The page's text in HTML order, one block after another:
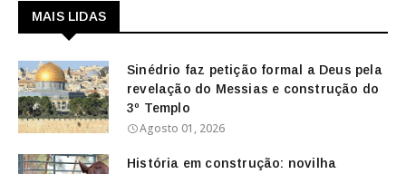
MAIS LIDAS
Sinédrio faz petição formal a Deus pela
revelação do Messias e construção do
3º Templo
Agosto 01, 2026
História em construção: novilha